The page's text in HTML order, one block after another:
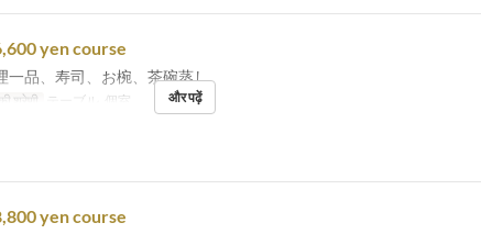
yen course
一品、寿司、お椀、茶碗蒸し
श्रेणी テーブル, 個室 और पढ़ें
yen course